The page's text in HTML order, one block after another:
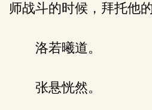
师战斗的时候，拜托他
洛若曦道。
张悬恍然。